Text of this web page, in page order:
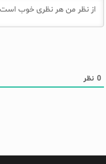
0 نظر